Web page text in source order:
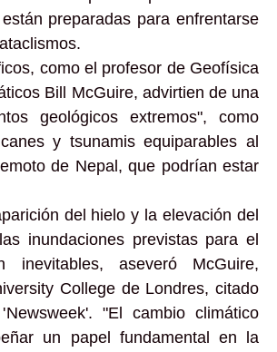
preparadas para enfrentarse
como el profesor de Geofísica
Bill McGuire, advirtien de una
geológicos extremos", como
y tsunamis equiparables al
de Nepal, que podrían estar
del hielo y la elevación del
inundaciones previstas para el
aseveró McGuire,
College de Londres, citado
"El cambio climático
un papel fundamental en la